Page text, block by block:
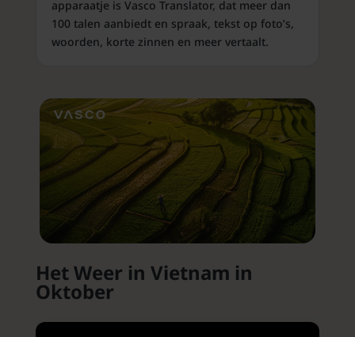
apparaatje is Vasco Translator, dat meer dan
100 talen aanbiedt en spraak, tekst op foto’s,
woorden, korte zinnen en meer vertaalt.
Het Weer in Vietnam in
Oktober